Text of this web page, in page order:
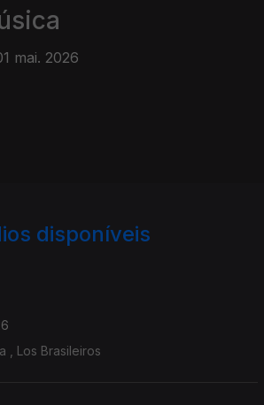
mai. 2026
disponíveis
, Los Brasileiros